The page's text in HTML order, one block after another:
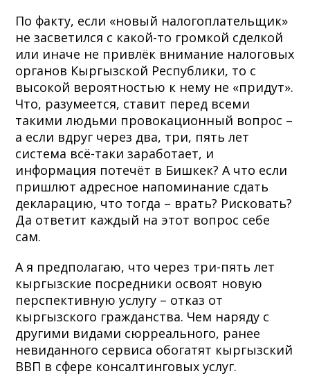
По факту, если «новый налогоплательщик»
не засветился с какой-то громкой сделкой
или иначе не привлёк внимание налоговых
органов Кыргызской Республики, то с
высокой вероятностью к нему не «придут».
Что, разумеется, ставит перед всеми
такими людьми провокационный вопрос –
а если вдруг через два, три, пять лет
система всё-таки заработает, и
информация потечёт в Бишкек? А что если
пришлют адресное напоминание сдать
декларацию, что тогда – врать? Рисковать?
Да ответит каждый на этот вопрос себе
сам.
А я предполагаю, что через три-пять лет
кыргызские посредники освоят новую
перспективную услугу – отказ от
кыргызского гражданства. Чем наряду с
другими видами сюрреального, ранее
невиданного сервиса обогатят кыргызский
ВВП в сфере консалтинговых услуг.